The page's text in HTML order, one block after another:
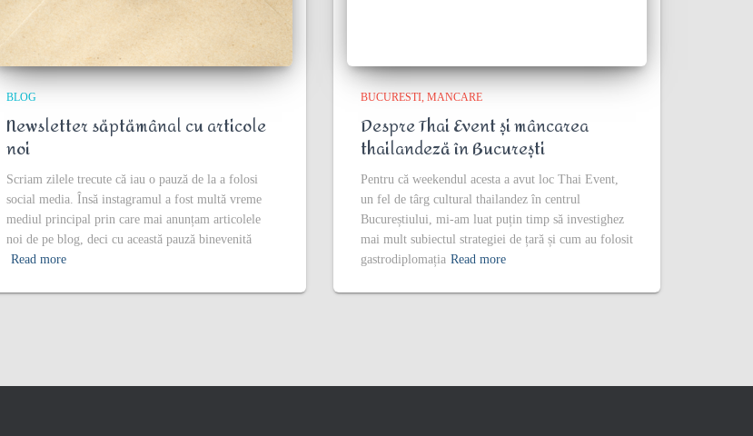
BLOG
Newsletter săptămânal cu articole
noi
Scriam zilele trecute că iau o pauză de la a folosi
social media. Însă instagramul a fost multă vreme
mediul principal prin care mai anunțam articolele
noi de pe blog, deci cu această pauză binevenită
Read more
BUCURESTI MANCARE
Despre Thai Event și mâncarea
thailandeză în București
Pentru că weekendul acesta a avut loc Thai Event,
un fel de târg cultural thailandez în centrul
Bucureștiului, mi-am luat puțin timp să investighez
mai mult subiectul strategiei de țară și cum au folosit
gastrodiplomația Read more